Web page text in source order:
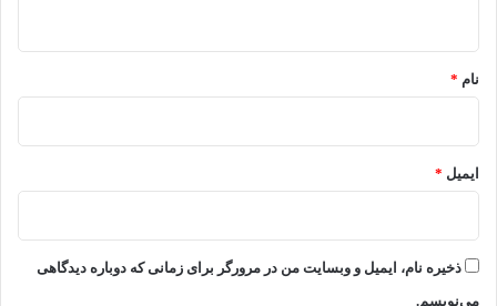
نام *
ایمیل *
ذخیره نام، ایمیل و وبسایت من در مرورگر برای زمانی که دوباره دیدگاهی
می‌نویسم.